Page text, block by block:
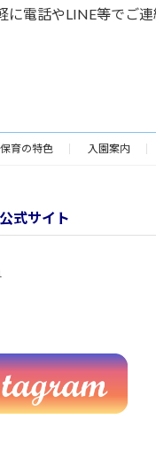
に電話やLINE等でご
保育の特色 入園案内
式サイト